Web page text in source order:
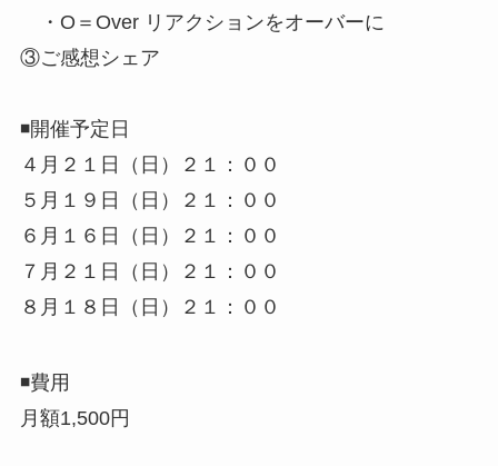
・O＝Over リアクションをオーバーに
③ご感想シェア
◾️開催予定日
４月２１日（日）２１：００
５月１９日（日）２１：００
６月１６日（日）２１：００
７月２１日（日）２１：００
８月１８日（日）２１：００
◾️費用
月額1,500円